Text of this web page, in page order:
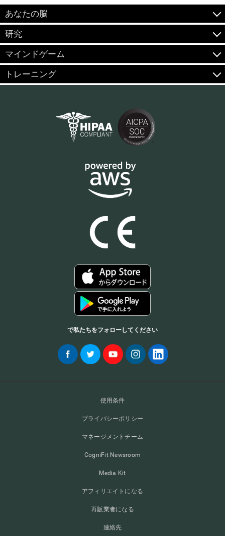
あなたの脳
研究
マインドゲーム
トレーニング
で私たちをフォローしてください
使用条件
プライバシーポリシー
マネージメントチーム
CogniFit Newsroom
Media Kit
アフィリエイトになる
再販業者になる
連絡先